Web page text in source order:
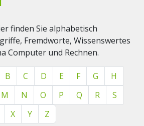
finden Sie alphabetisch
Fremdworte, Wissenswertes
Computer und Rechnen.
B C D E F G
H
M N O P Q R
S
X Y Z